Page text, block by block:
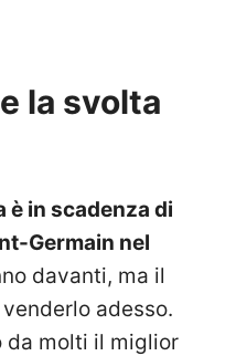
la svolta
è in scadenza di
Germain nel
davanti, ma il
adesso.
da molti il miglior